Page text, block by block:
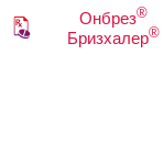
Онбрез®
Бризхалер®